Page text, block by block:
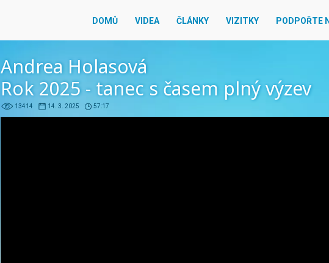
DOMŮ VIDEA ČLÁNKY VIZITKY PODPOŘTE
Andrea Holasová
Rok 2025 - tanec s časem plný výzev
13414 14. 3. 2025 57:17